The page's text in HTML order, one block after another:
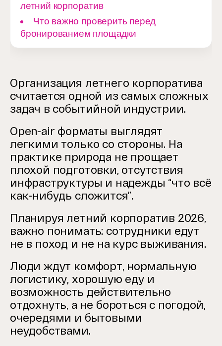
летний корпоратив
Что важно проверить перед
бронированием площадки
Организация летнего корпоратива
считается одной из самых сложных
задач в событийной индустрии.
Open-air форматы выглядят
легкими только со стороны. На
практике природа не прощает
плохой подготовки, отсутствия
инфраструктуры и надежды “что всё
как-нибудь сложится”.
Планируя летний корпоратив 2026,
важно понимать: сотрудники едут
не в поход и не на курс выживания.
Люди ждут комфорт, нормальную
логистику, хорошую еду и
возможность действительно
отдохнуть, а не бороться с погодой,
очередями и бытовыми
неудобствами.